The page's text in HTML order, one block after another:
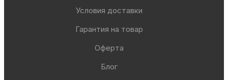
Условия доставки
Гарантия на товар
Оферта
Блог